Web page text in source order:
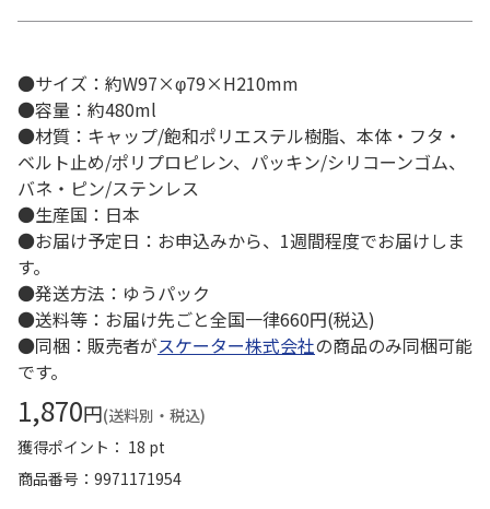
●サイズ：約W97×φ79×H210mm
●容量：約480ml
●材質：キャップ/飽和ポリエステル樹脂、本体・フタ・
ベルト止め/ポリプロピレン、パッキン/シリコーンゴム、
バネ・ピン/ステンレス
●生産国：日本
●お届け予定日：お申込みから、1週間程度でお届けしま
す。
●発送方法：ゆうパック
●送料等：お届け先ごと全国一律660円(税込)
●同梱：販売者がスケーター株式会社の商品のみ同梱可能
です。
1,870円(送料別・税込)
獲得ポイント： 18 pt
商品番号
9971171954